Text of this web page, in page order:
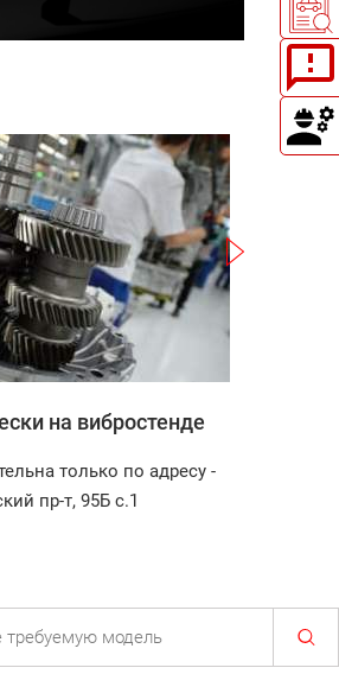
на вибростенде
только по адресу -
пр-т, 95Б с.1